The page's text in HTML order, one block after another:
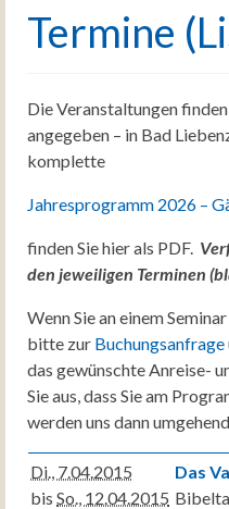
Termine
Die Veranstaltungen
angegeben – in Bad
komplette
Jahresprogramm 2026 –
finden Sie hier als PDF.
den jeweiligen Terminen
Wenn Sie an einem
bitte zur Buchungsanfrage
das gewünschte Anreise-
Sie aus, dass Sie am
werden uns dann
Di., 7.04.2015
bis So., 12.04.2015
Das